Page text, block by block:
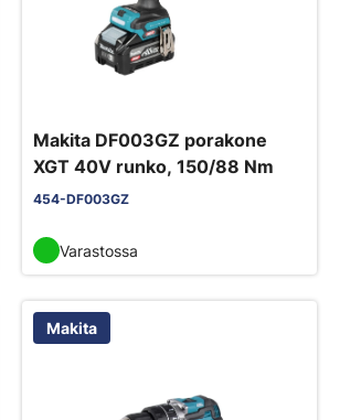
Makita DF003GZ porakone
XGT 40V runko, 150/88 Nm
454-DF003GZ
Varastossa
Makita